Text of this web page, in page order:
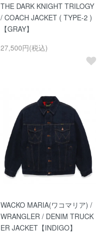
THE DARK KNIGHT TRILOGY
/ COACH JACKET ( TYPE-2 )
【GRAY】
27,500円(税込)
WACKO MARIA(ワコマリア) /
WRANGLER / DENIM TRUCK
ER JACKET【INDIGO】